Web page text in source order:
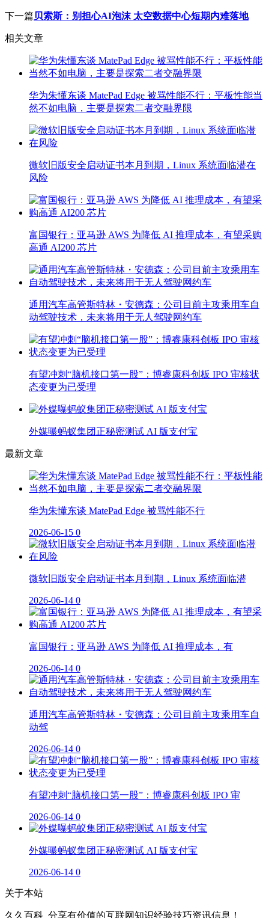
下一篇贝索斯：别担心AI泡沫 太空数据中心短期内难落地
相关文章
华为朱懂东谈 MatePad Edge 被骂性能不行：平板性能当
然不如电脑，主要是探索二者交融界限
微软旧版安全启动证书本月到期，Linux 系统面临潜在
风险
富国银行：亚马逊 AWS 为降低 AI 推理成本，有望采购
高通 AI200 芯片
通用汽车高管斯特林・安德森：公司目前主攻乘用车自
动驾驶技术，未来将用于无人驾驶网约车
有望冲刺“脑机接口第一股”：博睿康科创板 IPO 审核状
态变更为已受理
外媒曝蚂蚁集团正秘密测试 AI 版支付宝
最新文章
华为朱懂东谈 MatePad Edge 被骂性能不行
2026-06-15 0
微软旧版安全启动证书本月到期，Linux 系统面临潜
2026-06-14 0
富国银行：亚马逊 AWS 为降低 AI 推理成本，有
2026-06-14 0
通用汽车高管斯特林・安德森：公司目前主攻乘用车自
动驾
2026-06-14 0
有望冲刺“脑机接口第一股”：博睿康科创板 IPO 审
2026-06-14 0
外媒曝蚂蚁集团正秘密测试 AI 版支付宝
2026-06-14 0
关于本站
久久百科_分享有价值的互联网知识经验技巧资讯信息！